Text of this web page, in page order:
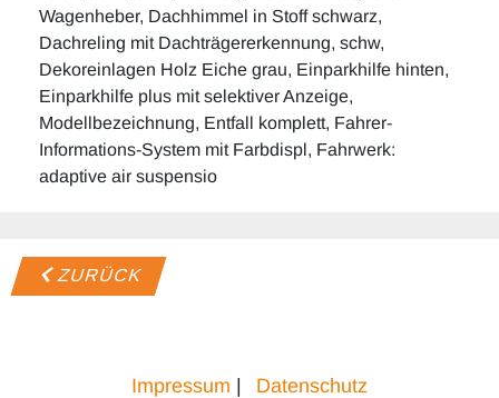
Wagenheber, Dachhimmel in Stoff schwarz,
Dachreling mit Dachträgererkennung, schw,
Dekoreinlagen Holz Eiche grau, Einparkhilfe hinten,
Einparkhilfe plus mit selektiver Anzeige,
Modellbezeichnung, Entfall komplett, Fahrer-
Informations-System mit Farbdispl, Fahrwerk:
adaptive air suspensio
ZURÜCK
Impressum | Datenschutz